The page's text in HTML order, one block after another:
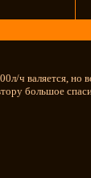
ч валяется, но
большое